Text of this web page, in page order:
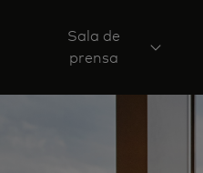
Sala de
prensa